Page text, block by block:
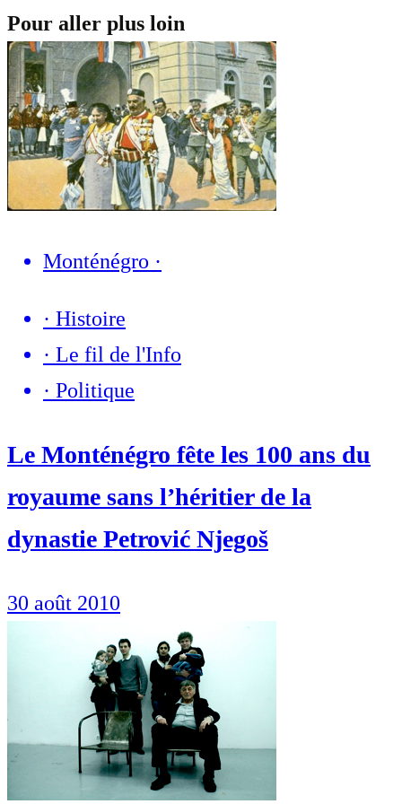
Pour aller plus loin
Monténégro ·
· Histoire
· Le fil de l'Info
· Politique
Le Monténégro fête les 100 ans du
royaume sans l’héritier de la
dynastie Petrović Njegoš
30 août 2010